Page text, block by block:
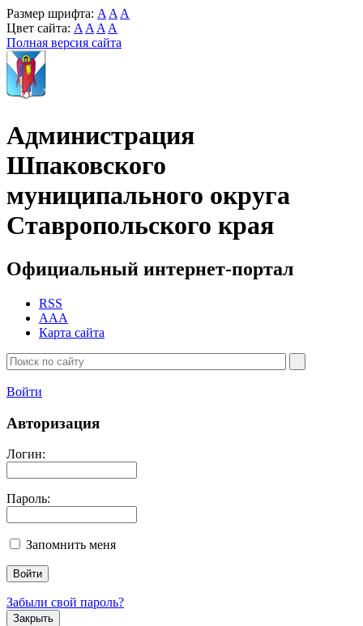
Размер шрифта: A A A
Цвет сайта: A A A A
Полная версия сайта
Администрация
Шпаковского
муниципального округа
Ставропольского края
Официальный интернет-портал
RSS
AAA
Карта сайта
Войти
Авторизация
Логин:
Пароль:
Запомнить меня
Забыли свой пароль?
Закрыть